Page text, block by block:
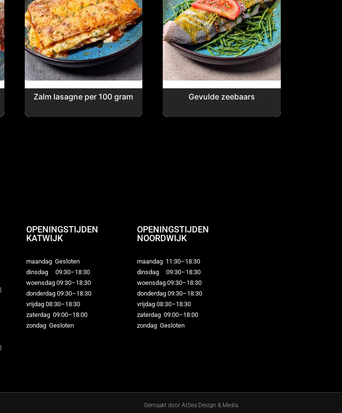
Zalm lasagne per 100 gram Gevulde zeebaars
OPENINGSTIJDEN
KATWIJK
maandag Gesloten
dinsdag 09:30–18:30
woensdag 09:30–18:30
donderdag 09:30–18:30
vrijdag 08:30–18:30
zaterdag 09:00–18:00
zondag Gesloten
OPENINGSTIJDEN
NOORDWIJK
maandag 11:30–18:30
dinsdag 09:30–18:30
woensdag 09:30–18:30
donderdag 09:30–18:30
vrijdag 08:30–18:30
zaterdag 09:00–18:00
zondag Gesloten
Gemaakt door AtSea Design & Media